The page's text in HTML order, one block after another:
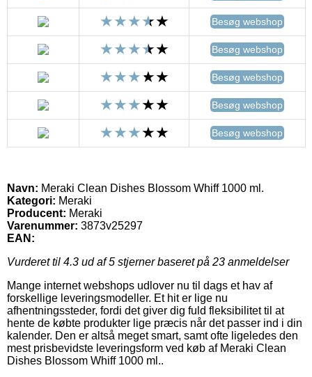
Besøg webshop
Besøg webshop
Besøg webshop
Besøg webshop
Besøg webshop
Navn: Meraki Clean Dishes Blossom Whiff 1000 ml.
Kategori: Meraki
Producent: Meraki
Varenummer: 3873v25297
EAN:
Vurderet til 4.3 ud af 5 stjerner baseret på 23 anmeldelser
Mange internet webshops udlover nu til dags et hav af
forskellige leveringsmodeller. Et hit er lige nu
afhentningssteder, fordi det giver dig fuld fleksibilitet til at
hente de købte produkter lige præcis når det passer ind i din
kalender. Den er altså meget smart, samt ofte ligeledes den
mest prisbevidste leveringsform ved køb af Meraki Clean
Dishes Blossom Whiff 1000 ml..